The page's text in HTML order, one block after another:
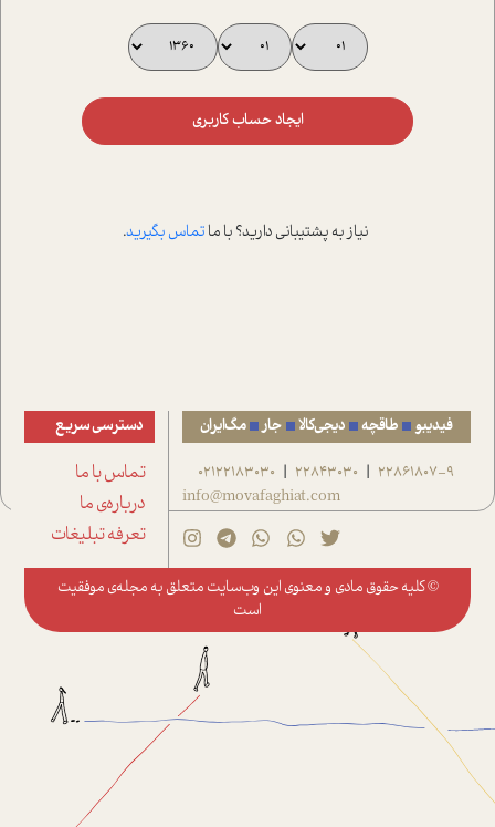
ایجاد حساب کاربری
نیاز به پشتیبانی دارید؟ با ماتماس بگیرید.
فیدیبو طاقچه دیجی‌کالا جار مگ‌ایران
22861807-9
|
22843030
|
02122183030
info@movafaghiat.com
دسترسی سریع
تماس با ما
درباره‌ی ما
تعرفه تبلیغات
© کلیه حقوق مادی و معنوی این وب‌سایت متعلق به مجله‌ی موفقیت
است